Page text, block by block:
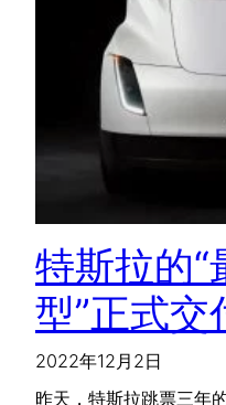
特斯拉的“
型”正式交
2022年12月2日
昨天，特斯拉跳票三年